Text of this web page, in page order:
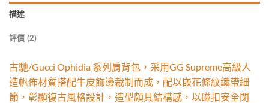
描述
評價 (2)
古馳/Gucci Ophidia 系列肩背包，采用GG Supreme高級人
造帆佈材質搭配牛皮飾邊裁制而成，配以嵌花條紋織帶細
節，彰顯復古風格設計，造型頗具結構感，以磁扣安全閉